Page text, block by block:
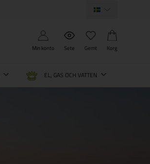
Min konto Sete Gemt Korg
EL, GAS OCH VATTEN